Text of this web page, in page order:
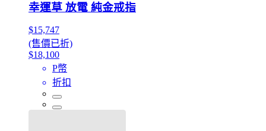
幸運草 放電 純金戒指
$15,747
(售價已折)
$18,100
P幣
折扣